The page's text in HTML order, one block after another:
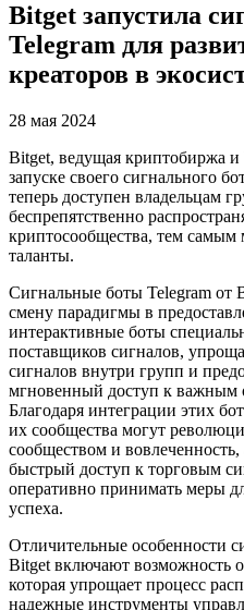
Bitget запустила
Telegram для
креаторов в
28 мая 2024
Bitget, ведущая криптобиржа
запуске своего сигнального
теперь доступен владельцам
беспрепятственно
криптосообщества, тем самым
таланты.
Сигнальные боты Telegram от
смену парадигмы в
интерактивные боты
поставщиков сигналов,
сигналов внутри групп и
мгновенный доступ к
Благодаря интеграции этих
их сообщества могут
сообществом и
быстрый доступ к торговым
оперативно принимать меры
успеха.
Отличительные особенности
Bitget включают возможность
которая упрощает процесс
надежные инструменты